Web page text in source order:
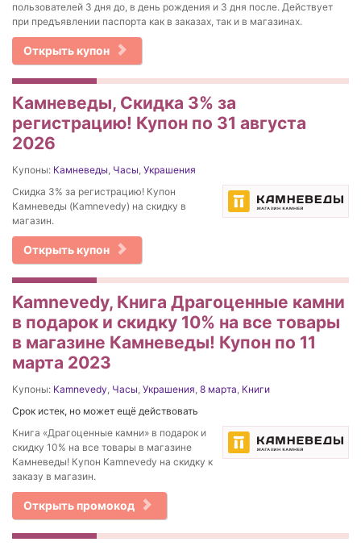
пользователей 3 дня до, в день рождения и 3 дня после. Действует
при предъявлении паспорта как в заказах, так и в магазинах.
Открыть купон
Камневеды, Скидка 3% за
регистрацию! Купон по 31 августа
2026
Купоны: Камневеды, Часы, Украшения
Скидка 3% за регистрацию! Купон
Камневеды (Kamnevedy) на скидку в
магазин.
Открыть купон
Kamnevedy, Книга Драгоценные камни
в подарок и скидку 10% на все товары
в магазине Камневеды! Купон по 11
марта 2023
Купоны: Kamnevedy, Часы, Украшения, 8 марта, Книги
Срок истек, но может ещё действовать
Книга «Драгоценные камни» в подарок и
скидку 10% на все товары в магазине
Камневеды! Купон Kamnevedy на скидку к
заказу в магазин.
Открыть промокод